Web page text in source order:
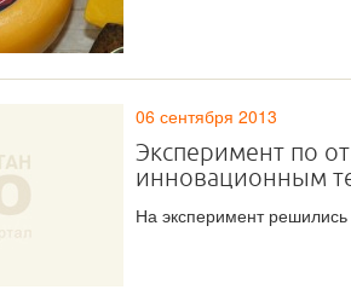
06 сентября 2013
Эксперимент по
инновационным
На эксперимент